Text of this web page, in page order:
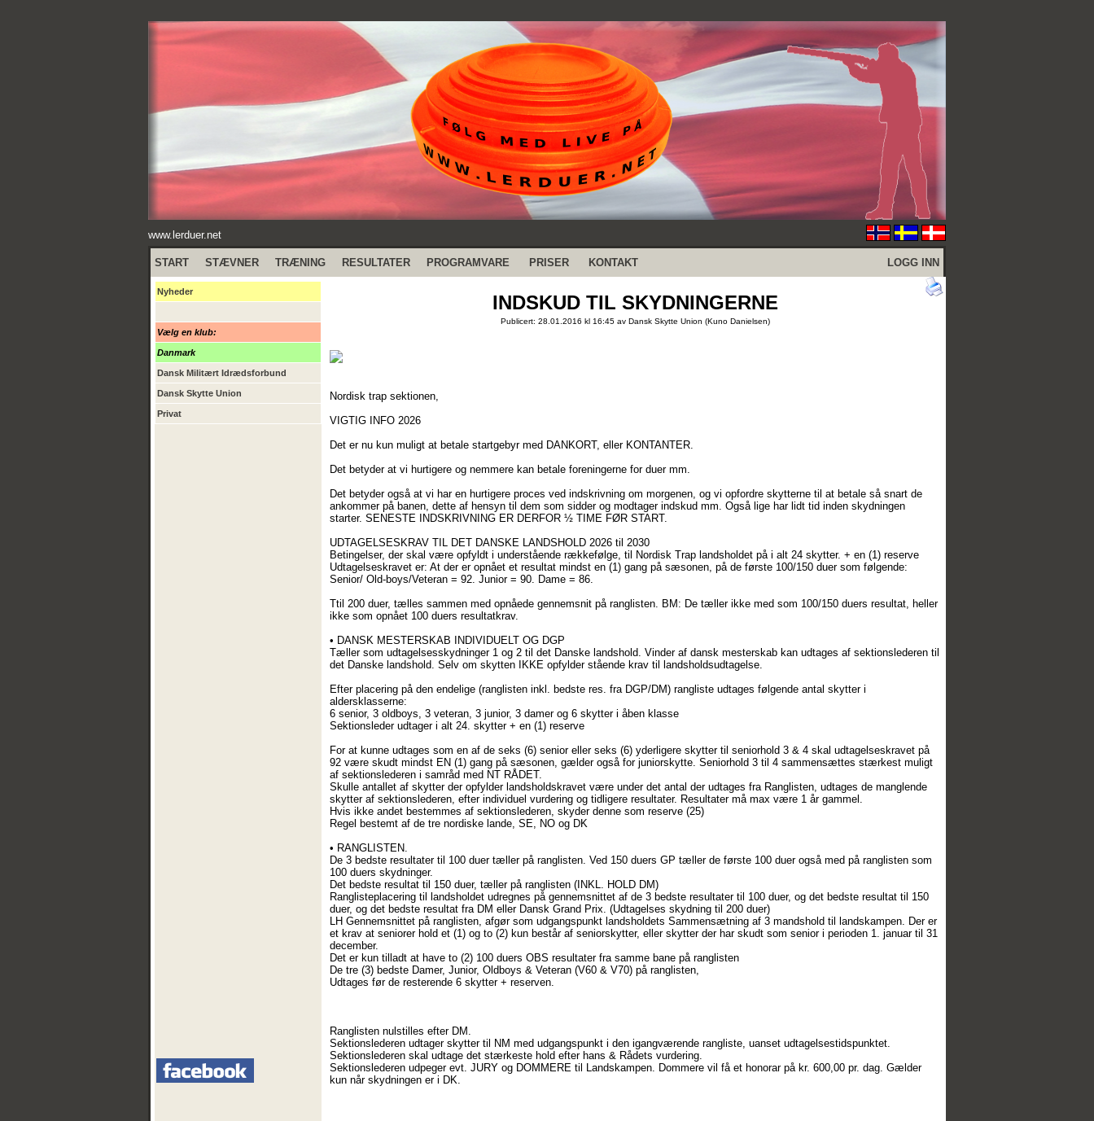
www.lerduer.net
START STÆVNER TRÆNING RESULTATER PROGRAMVARE PRISER KONTAKT LOGG INN
Nyheder
Vælg en klub:
Danmark
Dansk Militært Idrædsforbund
Dansk Skytte Union
Privat
INDSKUD TIL SKYDNINGERNE
Publicert: 28.01.2016 kl 16:45 av Dansk Skytte Union (Kuno Danielsen)
Nordisk trap sektionen,
VIGTIG INFO 2026
Det er nu kun muligt at betale startgebyr med DANKORT, eller KONTANTER.
Det betyder at vi hurtigere og nemmere kan betale foreningerne for duer mm.
Det betyder også at vi har en hurtigere proces ved indskrivning om morgenen, og vi opfordre skytterne til at betale så snart de
ankommer på banen, dette af hensyn til dem som sidder og modtager indskud mm. Også lige har lidt tid inden skydningen
starter. SENESTE INDSKRIVNING ER DERFOR ½ TIME FØR START.
UDTAGELSESKRAV TIL DET DANSKE LANDSHOLD 2026 til 2030
Betingelser, der skal være opfyldt i understående rækkefølge, til Nordisk Trap landsholdet på i alt 24 skytter. + en (1) reserve
Udtagelseskravet er: At der er opnået et resultat mindst en (1) gang på sæsonen, på de første 100/150 duer som følgende:
Senior/ Old-boys/Veteran = 92. Junior = 90. Dame = 86.
Ttil 200 duer, tælles sammen med opnåede gennemsnit på ranglisten. BM: De tæller ikke med som 100/150 duers resultat, heller
ikke som opnået 100 duers resultatkrav.
• DANSK MESTERSKAB INDIVIDUELT OG DGP
Tæller som udtagelsesskydninger 1 og 2 til det Danske landshold. Vinder af dansk mesterskab kan udtages af sektionslederen til
det Danske landshold. Selv om skytten IKKE opfylder stående krav til landsholdsudtagelse.
Efter placering på den endelige (ranglisten inkl. bedste res. fra DGP/DM) rangliste udtages følgende antal skytter i
aldersklasserne:
6 senior, 3 oldboys, 3 veteran, 3 junior, 3 damer og 6 skytter i åben klasse
Sektionsleder udtager i alt 24. skytter + en (1) reserve
For at kunne udtages som en af de seks (6) senior eller seks (6) yderligere skytter til seniorhold 3 & 4 skal udtagelseskravet på
92 være skudt mindst EN (1) gang på sæsonen, gælder også for juniorskytte. Seniorhold 3 til 4 sammensættes stærkest muligt
af sektionslederen i samråd med NT RÅDET.
Skulle antallet af skytter der opfylder landsholdskravet være under det antal der udtages fra Ranglisten, udtages de manglende
skytter af sektionslederen, efter individuel vurdering og tidligere resultater. Resultater må max være 1 år gammel.
Hvis ikke andet bestemmes af sektionslederen, skyder denne som reserve (25)
Regel bestemt af de tre nordiske lande, SE, NO og DK
• RANGLISTEN.
De 3 bedste resultater til 100 duer tæller på ranglisten. Ved 150 duers GP tæller de første 100 duer også med på ranglisten som
100 duers skydninger.
Det bedste resultat til 150 duer, tæller på ranglisten (INKL. HOLD DM)
Ranglisteplacering til landsholdet udregnes på gennemsnittet af de 3 bedste resultater til 100 duer, og det bedste resultat til 150
duer, og det bedste resultat fra DM eller Dansk Grand Prix. (Udtagelses skydning til 200 duer)
LH Gennemsnittet på ranglisten, afgør som udgangspunkt landsholdets Sammensætning af 3 mandshold til landskampen. Der er
et krav at seniorer hold et (1) og to (2) kun består af seniorskytter, eller skytter der har skudt som senior i perioden 1. januar til 31
december.
Det er kun tilladt at have to (2) 100 duers OBS resultater fra samme bane på ranglisten
De tre (3) bedste Damer, Junior, Oldboys & Veteran (V60 & V70) på ranglisten,
Udtages før de resterende 6 skytter + reserven.
Ranglisten nulstilles efter DM.
Sektionslederen udtager skytter til NM med udgangspunkt i den igangværende rangliste, uanset udtagelsestidspunktet.
Sektionslederen skal udtage det stærkeste hold efter hans & Rådets vurdering.
Sektionslederen udpeger evt. JURY og DOMMERE til Landskampen. Dommere vil få et honorar på kr. 600,00 pr. dag. Gælder
kun når skydningen er i DK.